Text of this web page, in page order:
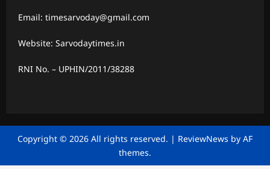
Email: timesarvoday@gmail.com
Website: Sarvodaytimes.in
RNI No. – UPHIN/2011/38288
Copyright © 2026 All rights reserved. | ReviewNews by AF
themes.